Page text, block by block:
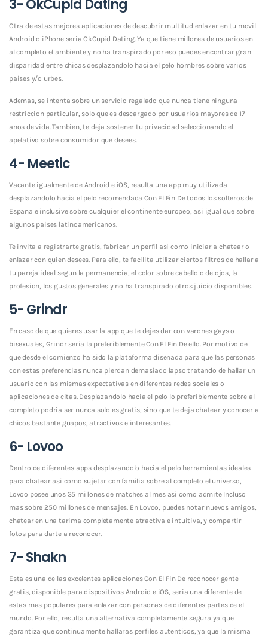
3- OkCupid Dating
Otra de estas mejores aplicaciones de descubrir multitud enlazar en tu movil
Android o iPhone seri­a OkCupid Dating. Ya que tiene millones de usuarios en
al completo el ambiente y no ha transpirado por eso puedes encontrar gran
disparidad entre chicas desplazandolo hacia el pelo hombres sobre varios
paises y/o urbes.
Ademas, se intenta sobre un servicio regalado que nunca tiene ninguna
restriccion particular, solo que es descargado por usuarios mayores de 17
anos de vida. Tambien, te deja sostener tu privacidad seleccionando el
apelativo sobre consumidor que desees.
4- Meetic
Vacante igualmente de Android e iOS, resulta una app muy utilizada
desplazandolo hacia el pelo recomendada Con El Fin De todos los solteros de
Espana e inclusive sobre cualquier el continente europeo, asi igual que sobre
algunos paises latinoamericanos.
Te invita a registrarte gratis, fabricar un perfil asi­ como iniciar a chatear o
enlazar con quien desees. Para ello, te facilita utilizar ciertos filtros de hallar a
tu pareja ideal segun la permanencia, el color sobre cabello o de ojos, la
profesion, los gustos generales y no ha transpirado otros juicio disponibles.
5- Grindr
En caso de que quieres usar la app que te dejes dar con varones gays o
bisexuales, Grindr seri­a la preferiblemente Con El Fin De ello. Por motivo de
que desde el comienzo ha sido la plataforma disenada para que las personas
con estas preferencias nunca pierdan demasiado lapso tratando de hallar un
usuario con las mismas expectativas en diferentes redes sociales o
aplicaciones de citas. Desplazandolo hacia el pelo lo preferiblemente sobre al
completo podri­a ser nunca solo es gratis, sino que te deja chatear y conocer a
chicos bastante guapos, atractivos e interesantes.
6- Lovoo
Dentro de diferentes apps desplazandolo hacia el pelo herramientas ideales
para chatear asi­ como sujetar con familia sobre al completo el universo,
Lovoo posee unos 35 millones de matches al mes asi­ como admite Incluso
mas sobre 250 millones de mensajes. En Lovoo, puedes notar nuevos amigos,
chatear en una tarima completamente atractiva e intuitiva, y compartir
fotos para darte a reconocer.
7- Shakn
Esta es una de las excelentes aplicaciones Con El Fin De reconocer gente
gratis, disponible para dispositivos Android e iOS, seri­a una diferente de
estas mas populares para enlazar con personas de diferentes partes de el
mundo. Por ello, resulta una alternativa completamente segura ya que
garantiza que continuamente hallaras perfiles autenticos, ya que la misma